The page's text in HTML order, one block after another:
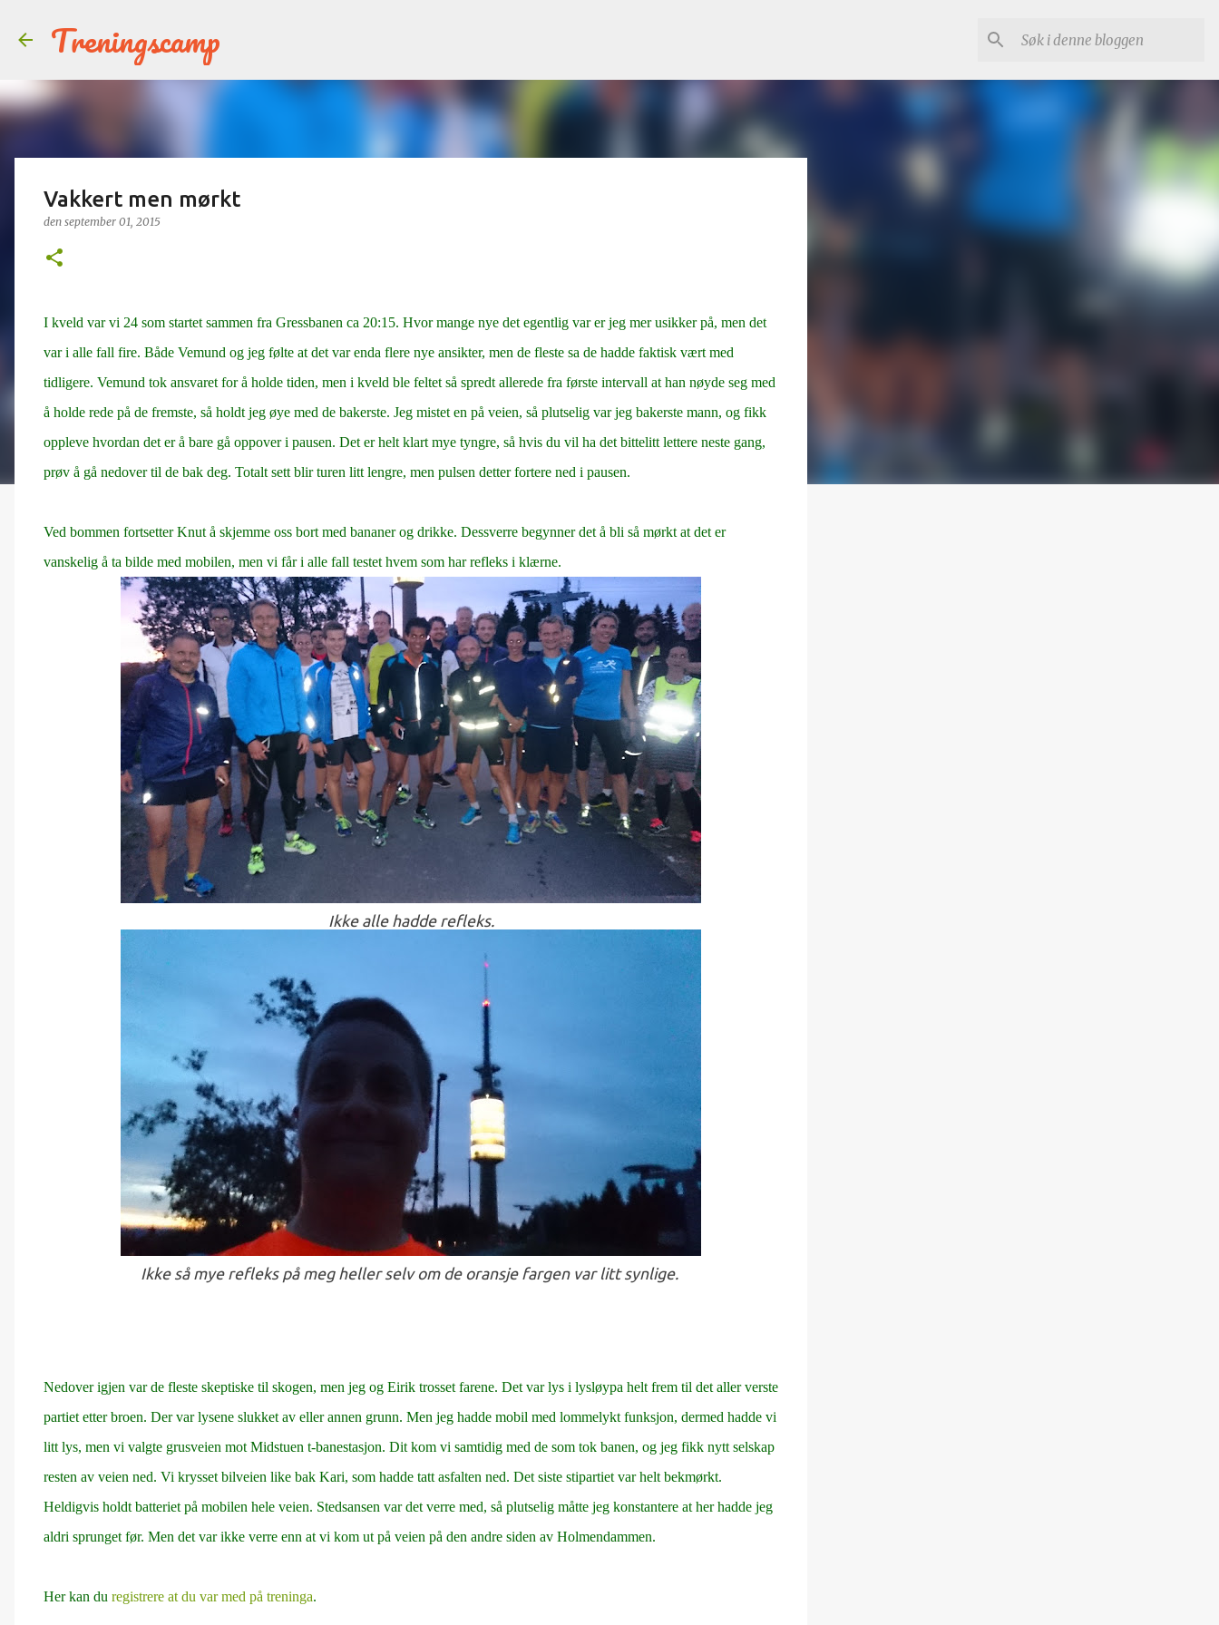
Treningscamp
Vakkert men mørkt
den september 01, 2015
I kveld var vi 24 som startet sammen fra Gressbanen ca 20:15. Hvor mange nye det egentlig var er jeg mer usikker på, men det
var i alle fall fire. Både Vemund og jeg følte at det var enda flere nye ansikter, men de fleste sa de hadde faktisk vært med
tidligere. Vemund tok ansvaret for å holde tiden, men i kveld ble feltet så spredt allerede fra første intervall at han nøyde seg med
å holde rede på de fremste, så holdt jeg øye med de bakerste. Jeg mistet en på veien, så plutselig var jeg bakerste mann, og fikk
oppleve hvordan det er å bare gå oppover i pausen. Det er helt klart mye tyngre, så hvis du vil ha det bittelitt lettere neste gang,
prøv å gå nedover til de bak deg. Totalt sett blir turen litt lengre, men pulsen detter fortere ned i pausen.
Ved bommen fortsetter Knut å skjemme oss bort med bananer og drikke. Dessverre begynner det å bli så mørkt at det er
vanskelig å ta bilde med mobilen, men vi får i alle fall testet hvem som har refleks i klærne.
Ikke alle hadde refleks.
Ikke så mye refleks på meg heller selv om de oransje fargen var litt synlige.
Nedover igjen var de fleste skeptiske til skogen, men jeg og Eirik trosset farene. Det var lys i lysløypa helt frem til det aller verste
partiet etter broen. Der var lysene slukket av eller annen grunn. Men jeg hadde mobil med lommelykt funksjon, dermed hadde vi
litt lys, men vi valgte grusveien mot Midstuen t-banestasjon. Dit kom vi samtidig med de som tok banen, og jeg fikk nytt selskap
resten av veien ned. Vi krysset bilveien like bak Kari, som hadde tatt asfalten ned. Det siste stipartiet var helt bekmørkt.
Heldigvis holdt batteriet på mobilen hele veien. Stedsansen var det verre med, så plutselig måtte jeg konstantere at her hadde jeg
aldri sprunget før. Men det var ikke verre enn at vi kom ut på veien på den andre siden av Holmendammen.
Her kan du registrere at du var med på treninga.